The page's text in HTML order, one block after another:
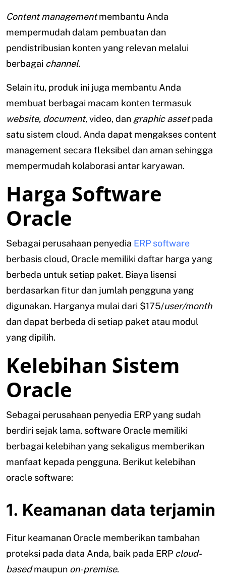
Content managementmembantu Anda
mempermudah dalam pembuatan dan
pendistribusian konten yang relevan melalui
berbagai channel.
Selain itu, produk ini juga membantu Anda
membuat berbagai macam konten termasuk
website, document, video, dan graphic assetpada
satu sistem cloud. Anda dapat mengakses content
management secara fleksibel dan aman sehingga
mempermudah kolaborasi antar karyawan.
Harga Software
Oracle
Sebagai perusahaan penyedia ERP software
berbasis cloud, Oracle memiliki daftar harga yang
berbeda untuk setiap paket. Biaya lisensi
berdasarkan fitur dan jumlah pengguna yang
digunakan. Harganya mulai dari $175/user/month
dan dapat berbeda di setiap paket atau modul
yang dipilih.
Kelebihan Sistem
Oracle
Sebagai perusahaan penyedia ERP yang sudah
berdiri sejak lama, software Oracle memiliki
berbagai kelebihan yang sekaligus memberikan
manfaat kepada pengguna. Berikut kelebihan
oracle software:
1. Keamanan data terjamin
Fitur keamanan Oracle memberikan tambahan
proteksi pada data Anda, baik pada ERP cloud-
basedmaupun on-premise.